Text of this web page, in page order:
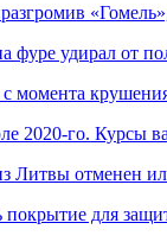
фуре удирал от
с момента
2020-го. Курсы
Литвы отменен
для